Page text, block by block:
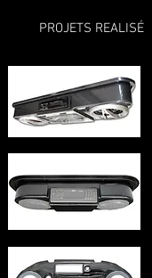
PROJETS REALISÉ